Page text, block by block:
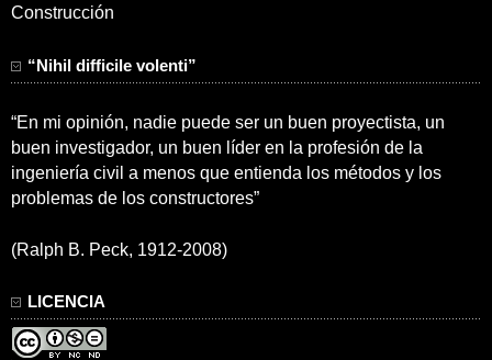
Construcción
“Nihil difficile volenti”
“En mi opinión, nadie puede ser un buen proyectista, un
buen investigador, un buen líder en la profesión de la
ingeniería civil a menos que entienda los métodos y los
problemas de los constructores”
(Ralph B. Peck, 1912-2008)
LICENCIA